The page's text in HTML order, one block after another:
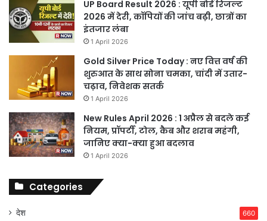
UP Board Result 2026 : यूपी बोर्ड रिजल्ट
2026 में देरी, कॉपियों की जांच बढ़ी, छात्रों का
इंतजार लंबा
1 April 2026
Gold Silver Price Today : नए वित्त वर्ष की
शुरुआत के साथ सोना चमका, चांदी में उतार-
चढ़ाव, निवेशक सतर्क
1 April 2026
New Rules April 2026 : 1 अप्रैल से बदले कई
नियम, प्रॉपर्टी, टोल, कैब और शराब महंगी,
जानिए क्या-क्या हुआ बदलाव
1 April 2026
Categories
देश 660